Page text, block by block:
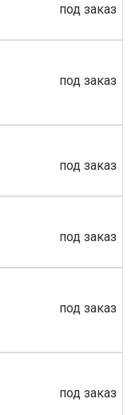
под заказ
под заказ
под заказ
под заказ
под заказ
под заказ